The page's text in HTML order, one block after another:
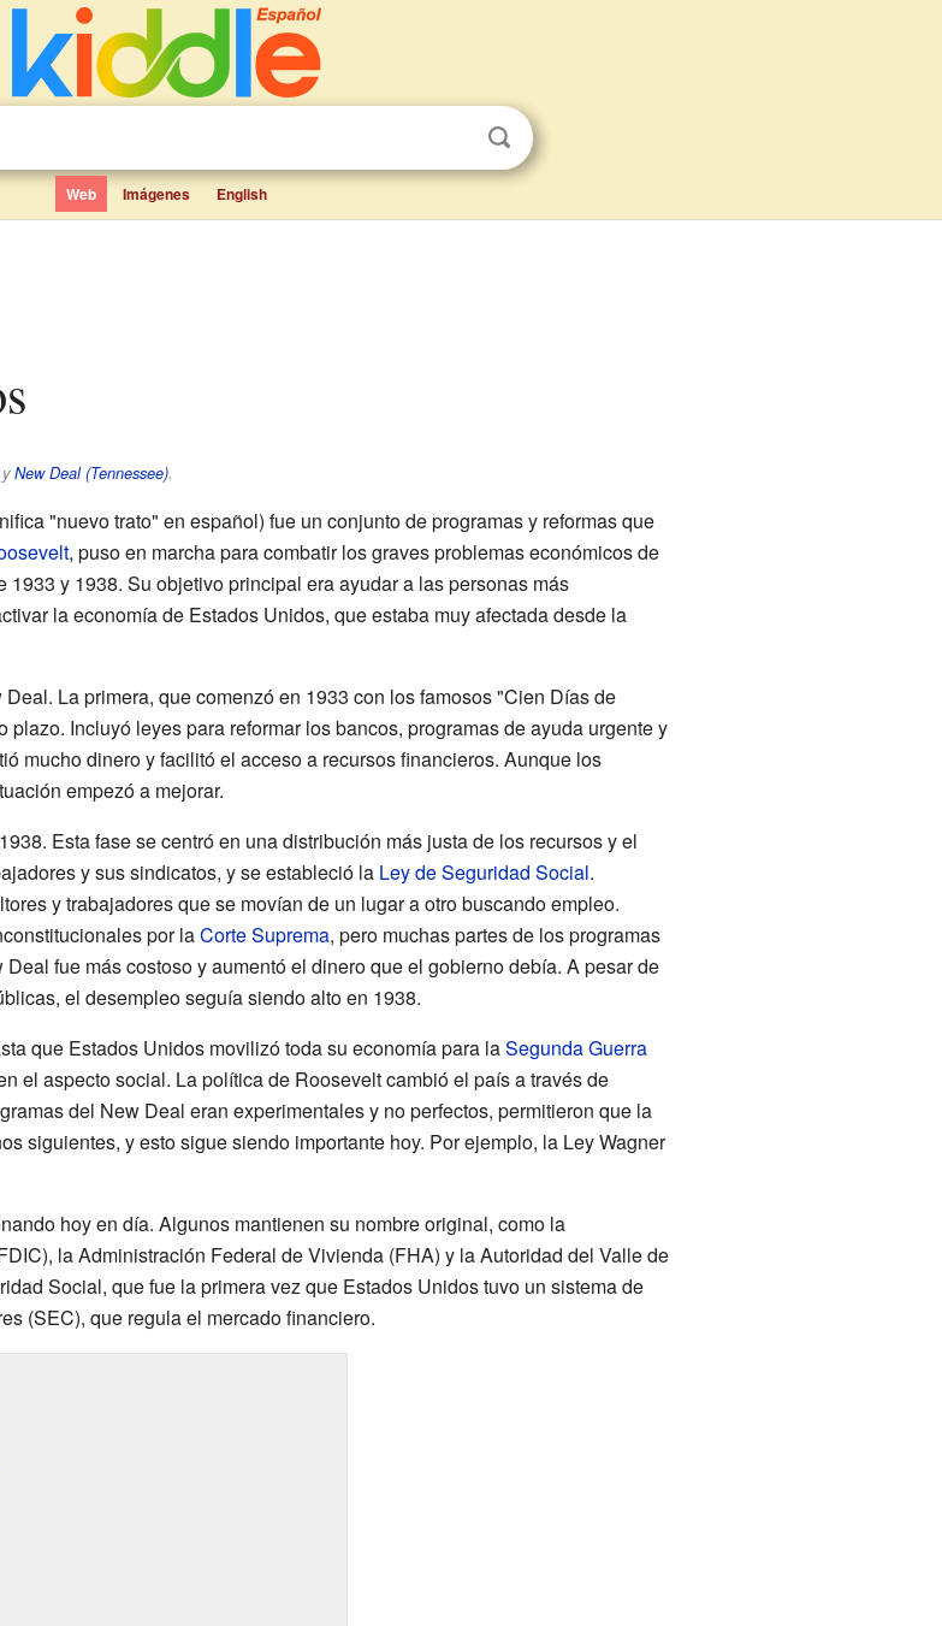
Web Imágenes English
New Deal (Tennessee).
"nuevo trato" en español) fue un conjunto de programas y reformas que
, puso en marcha para combatir los graves problemas económicos de
1933 y 1938. Su objetivo principal era ayudar a las personas más
la economía de Estados Unidos, que estaba muy afectada desde la
La primera, que comenzó en 1933 con los famosos "Cien Días de
Incluyó leyes para reformar los bancos, programas de ayuda urgente y
mucho dinero y facilitó el acceso a recursos financieros. Aunque los
empezó a mejorar.
Esta fase se centró en una distribución más justa de los recursos y el
y sus sindicatos, y se estableció la Ley de Seguridad Social.
y trabajadores que se movían de un lugar a otro buscando empleo.
por laCorte Suprema, pero muchas partes de los programas
fue más costoso y aumentó el dinero que el gobierno debía. A pesar de
el desempleo seguía siendo alto en 1938.
que Estados Unidos movilizó toda su economía para laSegunda Guerra
el aspecto social. La política de Roosevelt cambió el país a través de
del New Deal eran experimentales y no perfectos, permitieron que la
siguientes, y esto sigue siendo importante hoy. Por ejemplo, la Ley Wagner
hoy en día. Algunos mantienen su nombre original, como la
la Administración Federal de Vivienda (FHA) y la Autoridad del Valle de
Social, que fue la primera vez que Estados Unidos tuvo un sistema de
(SEC), que regula el mercado financiero.